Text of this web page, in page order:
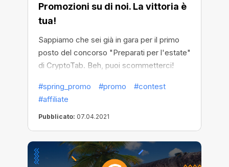
Promozioni su di noi. La vittoria è
tua!
Sappiamo che sei già in gara per il primo
posto del concorso "Preparati per l'estate"
di CryptoTab. Beh, puoi scommetterci!
numero di vincitori scelti casualmente
#spring_promo #promo
#contest
#affiliate
Pubblicato: 07.04.2021